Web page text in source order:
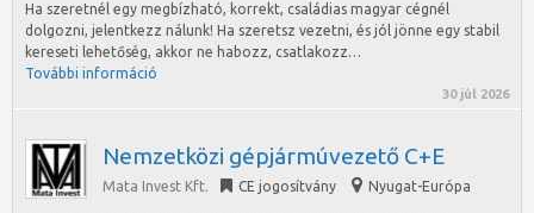
Ha szeretnél egy megbízható, korrekt, családias magyar cégnél
dolgozni, jelentkezz nálunk! Ha szeretsz vezetni, és jól jönne egy stabil
kereseti lehetőség, akkor ne habozz, csatlakozz…
További információ
30 júl 2026
Nemzetközi gépjármúvezető C+E
Mata Invest Kft. CE jogosítvány Nyugat-Európa